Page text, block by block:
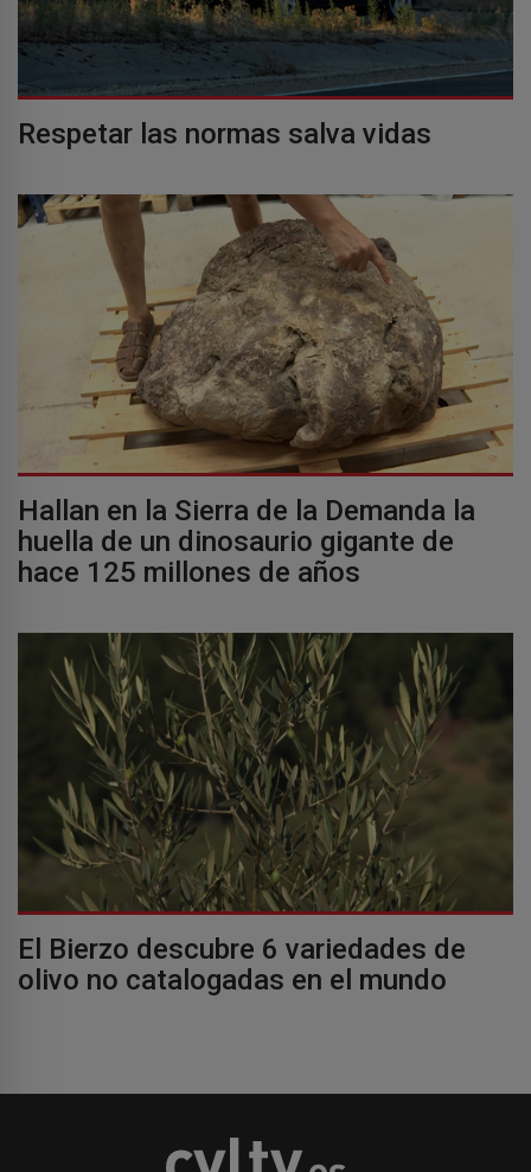
Respetar las normas salva vidas
Hallan en la Sierra de la Demanda la
huella de un dinosaurio gigante de
hace 125 millones de años
El Bierzo descubre 6 variedades de
olivo no catalogadas en el mundo